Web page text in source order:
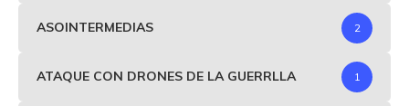
ASOINTERMEDIAS 2
ATAQUE CON DRONES DE LA GUERRLLA 1